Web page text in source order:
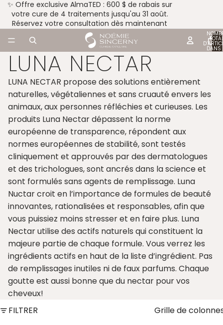
✨ Offre exclusive AlmaTED : 600 $ de rabais sur
votre cure de 4 traitements jusqu'au 31 août.
Réservez votre consultation dès maintenant
DANS
LUNA NECTAR
LUNA NECTAR propose des solutions entièrement
naturelles, végétaliennes et sans cruauté envers les
animaux, aux personnes réfléchies et curieuses. Les
produits Luna Nectar dépassent la norme
européenne de transparence, répondent aux
normes européennes de stabilité, sont testés
cliniquement et approuvés par des dermatologues
et des trichologues, sont ancrés dans la science et
sont formulés sans agents de remplissage. Luna
Nuctar croit en l’importance de formules de beauté
innovantes, rationalisées et responsables, afin que
vous puissiez moins stresser et en faire plus. Luna
Nectar utilise des actifs naturels qui constituent la
majeure partie de chaque formule. Vous verrez les
ingrédients actifs en haut de la liste d’ingrédient. Pas
de remplissages inutiles ni de faux parfums. Chaque
goutte est aussi bonne que du nectar pour vos
cheveux!
FILTRER
Grille de